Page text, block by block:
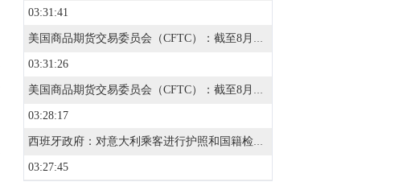
03:31:41
美国商品期货交易委员会（CFTC）：截至8月4日当周，投机者将WTI原油净多头头寸减少4,683份合约，至101,824份合约。
03:31:26
美国商品期货交易委员会（CFTC）：截至8月4日当周，COMEX黄金投机者净多头头寸增加12,070份合约，至132,398份合约。COMEX白银投机者净多头头寸增加2,679份合约，至11,067份合约。COMEX铜投机者净多头头寸增加11,307份合约，至77,796份合约。
03:28:17
西班牙政府：对意大利乘客进行护照和国籍检查将于周六午夜开始，并持续至9月7日。
03:27:45